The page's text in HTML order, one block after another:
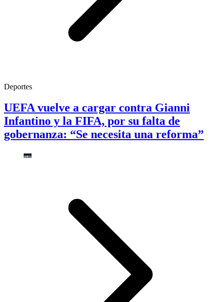
Deportes
UEFA vuelve a cargar contra Gianni
Infantino y la FIFA, por su falta de
gobernanza: “Se necesita una reforma”